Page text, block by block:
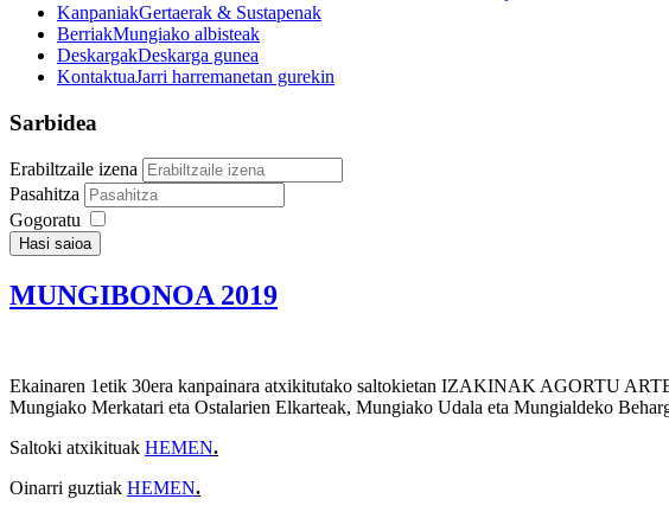
KanpaniakGertaerak & Sustapenak
BerriakMungiako albisteak
DeskargakDeskarga gunea
KontaktuaJarri harremanetan gurekin
Sarbidea
Erabiltzaile izena
Pasahitza
Gogoratu
Hasi saioa
MUNGIBONOA 2019
Ekainaren 1etik 30era kanpainara atxikitutako saltokietan IZAKINAK AGORTU
Mungiako Merkatari eta Ostalarien Elkarteak, Mungiako Udala eta Mungialdeko
Saltoki atxikituak HEMEN.
Oinarri guztiak HEMEN.